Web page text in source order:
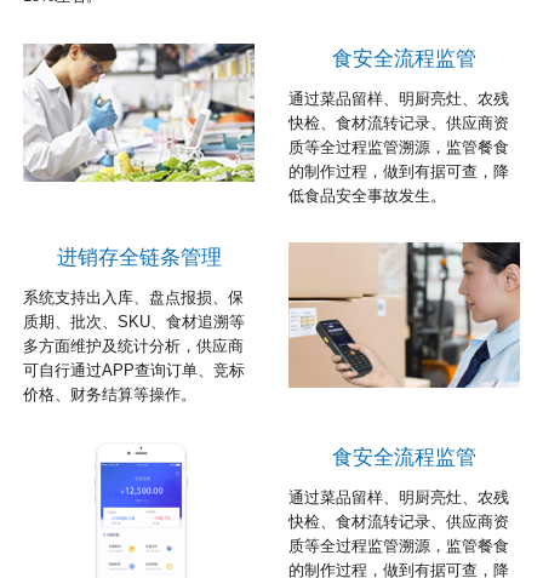
食安全流程监管
通过菜品留样、明厨亮灶、农残
快检、食材流转记录、供应商资
质等全过程监管溯源，监管餐食
的制作过程，做到有据可查，降
低食品安全事故发生。
进销存全链条管理
系统支持出入库、盘点报损、保
质期、批次、SKU、食材追溯等
多方面维护及统计分析，供应商
可自行通过APP查询订单、竞标
价格、财务结算等操作。
食安全流程监管
通过菜品留样、明厨亮灶、农残
快检、食材流转记录、供应商资
质等全过程监管溯源，监管餐食
的制作过程，做到有据可查，降